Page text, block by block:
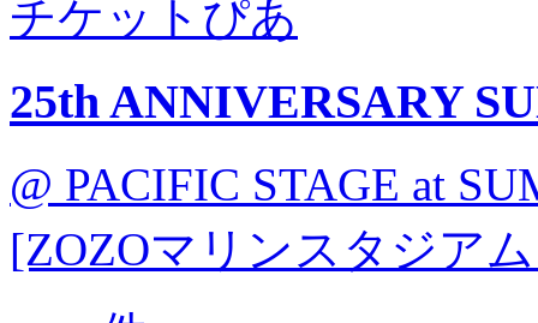
チケットぴあ
25th ANNIVERSARY
@ PACIFIC STAGE at
[ZOZOマリンスタジア